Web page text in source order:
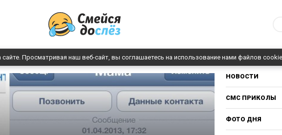
Просматривая наш веб-сайт, вы соглашаетесь на использование нами файлов
НОВОСТИ
СМС ПРИКОЛЫ
ФОТО ДНЯ